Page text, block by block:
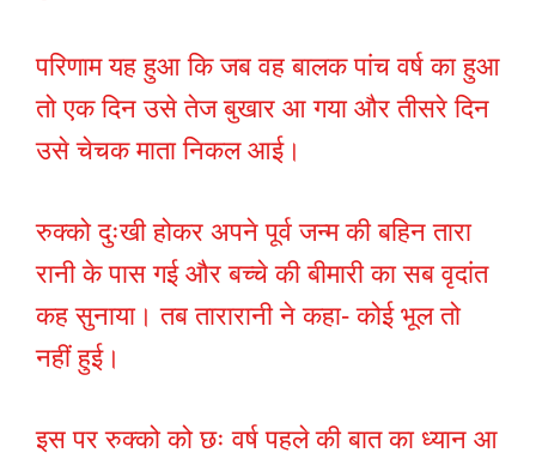
परिणाम यह हुआ कि जब वह बालक पांच वर्ष का हुआ
तो एक दिन उसे तेज बुखार आ गया और तीसरे दिन
उसे चेचक माता निकल आई।
रुक्को दुःखी होकर अपने पूर्व जन्म की बहिन तारा
रानी के पास गई और बच्चे की बीमारी का सब वृदांत
कह सुनाया। तब तारारानी ने कहा- कोई भूल तो
नहीं हुई।
इस पर रुक्को को छः वर्ष पहले की बात का ध्यान आ